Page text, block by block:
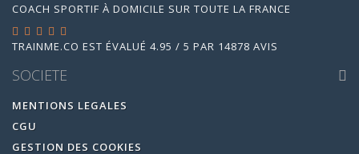
COACH SPORTIF À DOMICILE SUR TOUTE LA FRANCE
TRAINME.CO EST ÉVALUÉ 4.95 / 5 PAR 14878 AVIS
SOCIETE
MENTIONS LEGALES
CGU
GESTION DES COOKIES